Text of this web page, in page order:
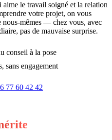
le travail soigné et la relation
votre projet, on vous
nous-mêmes — chez vous, avec
pas de mauvaise surprise.
conseil à la pose
sans engagement
77 60 42 42